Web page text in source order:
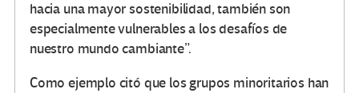
hacia una mayor sostenibilidad, también son
especialmente vulnerables a los desafíos de
nuestro mundo cambiante”.
Como ejemplo citó que los grupos minoritarios han